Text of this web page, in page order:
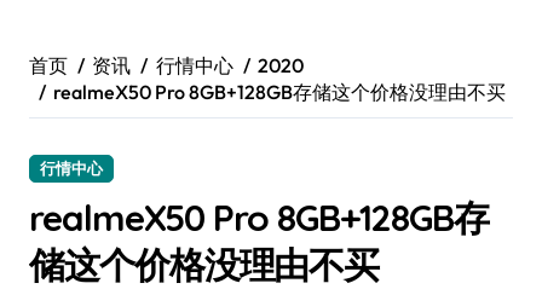
首页 资讯 行情中心
2020
realmeX50 Pro 8GB+128GB存储这个价格没理由不买
行情中心
realmeX50 Pro 8GB+128GB存
储这个价格没理由不买